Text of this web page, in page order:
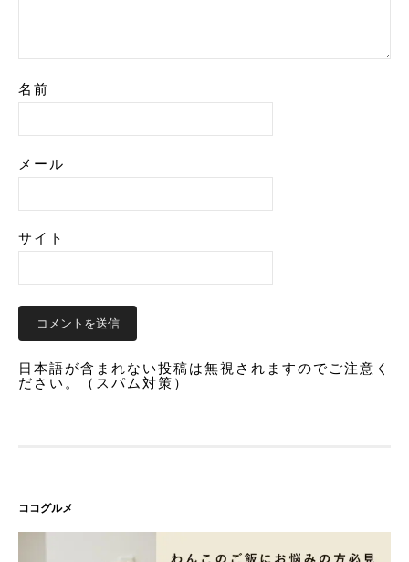
名前
メール
サイト
日本語が含まれない投稿は無視されますのでご注意く
ださい。（スパム対策）
ココグルメ